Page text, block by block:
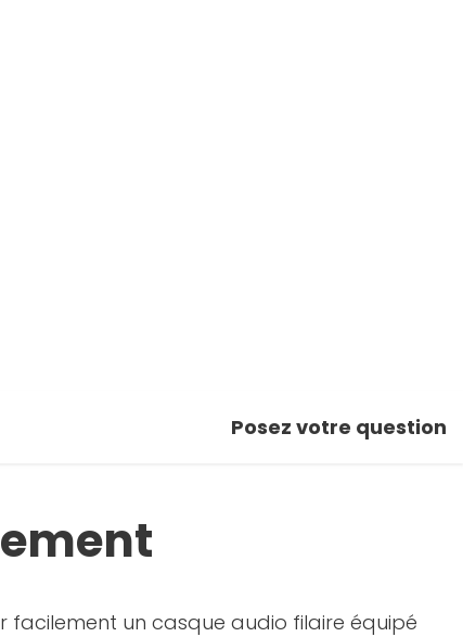
Posez votre question
facilement un casque audio filaire équipé